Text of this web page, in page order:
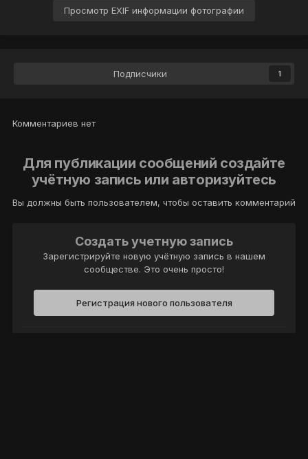
Просмотр EXIF информации фотографии
Подписчики 1
Комментариев нет
Для публикации сообщений создайте
учётную запись или авторизуйтесь
Вы должны быть пользователем, чтобы оставить комментарий
Создать учетную запись
Зарегистрируйте новую учётную запись в нашем
сообществе. Это очень просто!
Регистрация нового пользователя